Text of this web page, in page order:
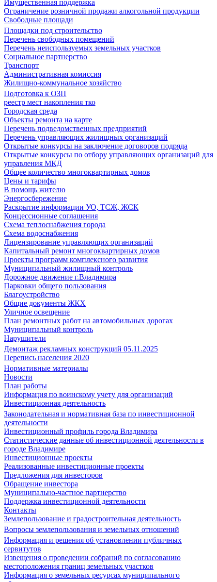
Имущественная поддержка
Ограничение розничной продажи алкогольной продукции
Свободные площади
Площадки под строительство
Перечень свободных помещений
Перечень неиспользуемых земельных участков
Социальное партнерство
Транспорт
Административная комиссия
Жилищно-коммунальное хозяйство
Подготовка к ОЗП
реестр мест накопления тко
Городская среда
Объекты ремонта на карте
Перечень подведомственных предприятий
Перечень управляющих жилищных организаций
Открытые конкурсы на заключение договоров подряда
Открытые конкурсы по отбору управляющих организаций для
управления МКД
Общее количество многоквартирных домов
Цены и тарифы
В помощь жителю
Энергосбережение
Раскрытие информации УО, ТСЖ, ЖСК
Концессионные соглашения
Схема теплоснабжения города
Схема водоснабжения
Лицензирование управляющих организаций
Капитальный ремонт многоквартирных домов
Проекты программ комплексного развития
Муниципальный жилищный контроль
Дорожное движение г.Владимира
Парковки общего пользования
Благоустройство
Общие документы ЖКХ
Уличное освещение
План ремонтных работ на автомобильных дорогах
Муниципальный контроль
Нарушители
Демонтаж рекламных конструкций 05.11.2025
Перепись населения 2020
Нормативные материалы
Новости
План работы
Информация по воинскому учету для организаций
Инвестиционная деятельность
Законодательная и нормативная база по инвестиционной
деятельности
Инвестиционный профиль города Владимира
Статистические данные об инвестиционной деятельности в
городе Владимире
Инвестиционные проекты
Реализованные инвестиционные проекты
Предложения для инвесторов
Обращение инвестора
Муниципально-частное партнерство
Поддержка инвестиционной деятельности
Контакты
Землепользование и градостроительная деятельность
Вопросы землепользования и земельных отношений
Информация и решения об установлении публичных
сервитутов
Извещения о проведении собраний по согласованию
местоположения границ земельных участков
Информация о земельных ресурсах муниципального